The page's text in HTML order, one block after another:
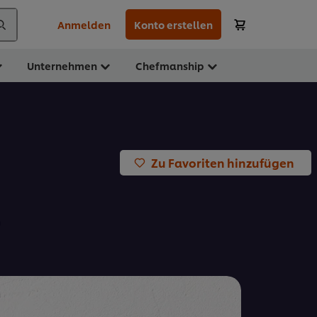
Anmelden Konto erstellen
Unternehmen Chefmanship
Zu Favoriten hinzufügen